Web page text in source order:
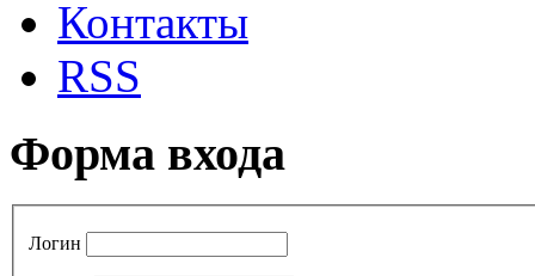
Контакты
RSS
Форма входа
Логин